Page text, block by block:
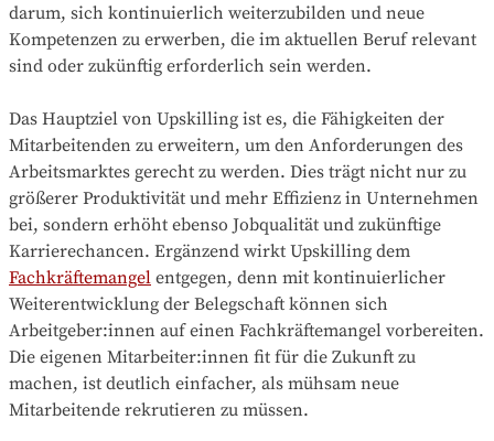
darum, sich kontinuierlich weiterzubilden und neue
Kompetenzen zu erwerben, die im aktuellen Beruf relevant
sind oder zukünftig erforderlich sein werden.
Das Hauptziel von Upskilling ist es, die Fähigkeiten der
Mitarbeitenden zu erweitern, um den Anforderungen des
Arbeitsmarktes gerecht zu werden. Dies trägt nicht nur zu
größerer Produktivität und mehr Effizienz in Unternehmen
bei, sondern erhöht ebenso Jobqualität und zukünftige
Karrierechancen. Ergänzend wirkt Upskilling dem
Fachkräftemangel entgegen, denn mit kontinuierlicher
Weiterentwicklung der Belegschaft können sich
Arbeitgeber:innen auf einen Fachkräftemangel vorbereiten.
Die eigenen Mitarbeiter:innen fit für die Zukunft zu
machen, ist deutlich einfacher, als mühsam neue
Mitarbeitende rekrutieren zu müssen.